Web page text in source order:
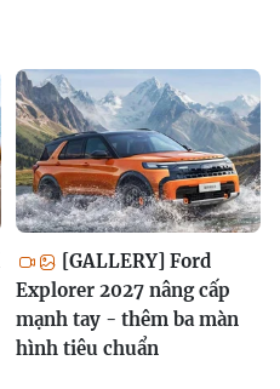
[GALLERY] Ford
Explorer 2027 nâng cấp
mạnh tay - thêm ba màn
hình tiêu chuẩn